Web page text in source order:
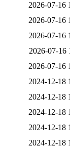
2026-07-16
2026-07-16
2026-07-16
2026-07-16
2026-07-16
2024-12-18
2024-12-18
2024-12-18
2024-12-18
2024-12-18